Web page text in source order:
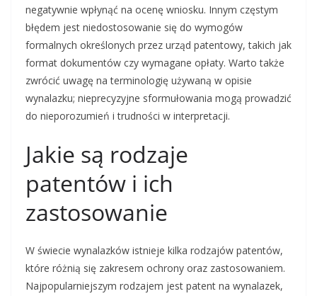
negatywnie wpłynąć na ocenę wniosku. Innym częstym
błędem jest niedostosowanie się do wymogów
formalnych określonych przez urząd patentowy, takich jak
format dokumentów czy wymagane opłaty. Warto także
zwrócić uwagę na terminologię używaną w opisie
wynalazku; nieprecyzyjne sformułowania mogą prowadzić
do nieporozumień i trudności w interpretacji.
Jakie są rodzaje
patentów i ich
zastosowanie
W świecie wynalazków istnieje kilka rodzajów patentów,
które różnią się zakresem ochrony oraz zastosowaniem.
Najpopularniejszym rodzajem jest patent na wynalazek,